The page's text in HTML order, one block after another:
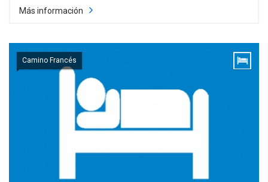
Más información
Camino Francés